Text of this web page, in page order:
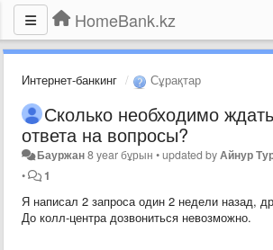
HomeBank.kz
Интернет-банкинг Сұрақтар
Сколько необходимо ждать
ответа на вопросы?
Бауржан8 year бұрын •updated byАйнур
•
1
Я написал 2 запроса один 2 недели назад,
До колл-центра дозвониться невозможно.